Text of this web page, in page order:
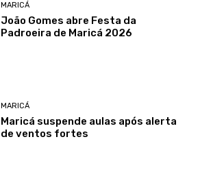
MARICÁ
João Gomes abre Festa da
Padroeira de Maricá 2026
MARICÁ
Maricá suspende aulas após alerta
de ventos fortes